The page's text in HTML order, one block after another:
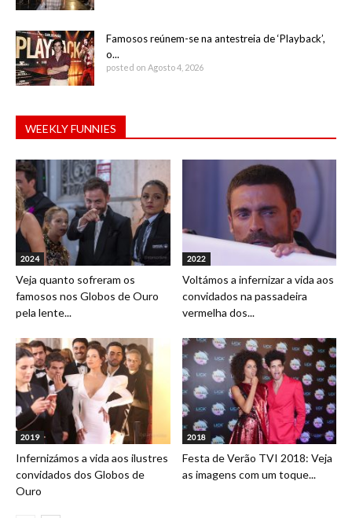
Famosos reúnem-se na antestreia de ‘Playback’,
o...
posted on Agosto 4, 2026
WEEKLY FUNNIES
2024
Veja quanto sofreram os
famosos nos Globos de Ouro
pela lente...
2022
Voltámos a infernizar a vida aos
convidados na passadeira
vermelha dos...
2019
Infernizámos a vida aos ilustres
convidados dos Globos de
Ouro
2018
Festa de Verão TVI 2018: Veja
as imagens com um toque...